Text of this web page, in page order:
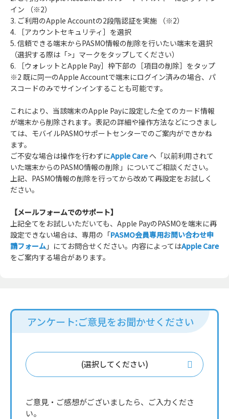
イン （※2）
3. ご利用のApple Accountの2段階認証を実施 （※2）
4. ［アカウントセキュリティ］を選択
5. 信頼できる端末からPASMO情報の削除を行いたい端末を選択
（選択する際は「>」マークをタップしてください）
6. ［ウォレットとApple Pay］枠下部の［項目の削除］をタップ
※2 既に同一のApple Accountで端末にログイン済みの場合、パ
スコードのみでサインインすることも可能です。
これにより、当該端末のApple Payに設定した全てのカード情報
が端末から削除されます。表記の詳細や操作方法などにつきまし
ては、モバイルPASMOサポートセンターでのご案内ができかね
ます。
ご不安な場合は操作を行わずにApple Careへ「以前利用されて
いた端末からのPASMO情報の削除」についてご相談ください。
上記、PASMO情報の削除を行ってから改めて再設定をお試しく
ださい。
【メールフォームでのサポート】
上記全てをお試しいただいても、Apple PayのPASMOを端末に再
設定できない場合は、専用の「PASMO会員専用お問い合わせ申
請フォーム 」にてお問合せください。内容によってはApple Care
をご案内する場合があります。
アンケート:ご意見をお聞かせください
(選択してください)
ご意見・ご感想がございましたら、ご入力くださ
い。